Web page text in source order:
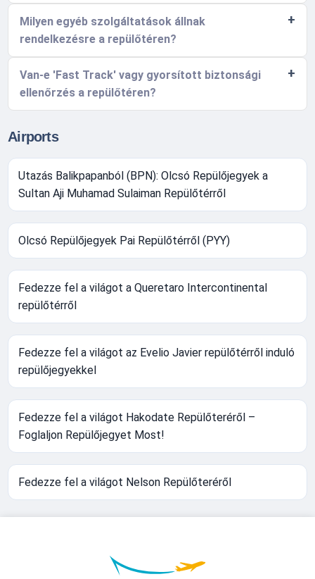
Milyen egyéb szolgáltatások állnak
rendelkezésre a repülőtéren?
Van-e 'Fast Track' vagy gyorsított biztonsági
ellenőrzés a repülőtéren?
Airports
Utazás Balikpapanból (BPN): Olcsó Repülőjegyek a
Sultan Aji Muhamad Sulaiman Repülőtérről
Olcsó Repülőjegyek Pai Repülőtérről (PYY)
Fedezze fel a világot a Queretaro Intercontinental
repülőtérről
Fedezze fel a világot az Evelio Javier repülőtérről induló
repülőjegyekkel
Fedezze fel a világot Hakodate Repülőteréről –
Foglaljon Repülőjegyet Most!
Fedezze fel a világot Nelson Repülőteréről